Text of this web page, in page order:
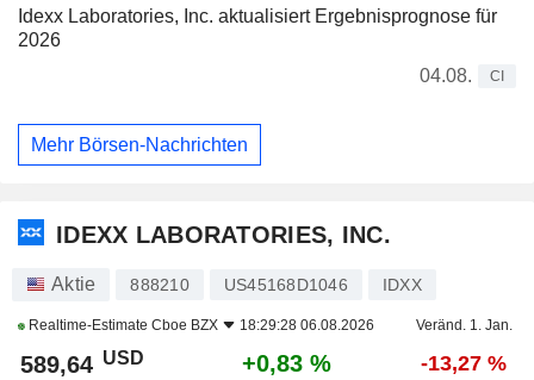
Idexx Laboratories, Inc. aktualisiert Ergebnisprognose für
2026
04.08.
CI
Mehr Börsen-Nachrichten
IDEXX LABORATORIES, INC.
Aktie 888210 US45168D1046 IDXX
Realtime-Estimate Cboe BZX 18:29:28 06.08.2026 Veränd. 1. Jan.
589,64 USD +0,83 % -13,27 %